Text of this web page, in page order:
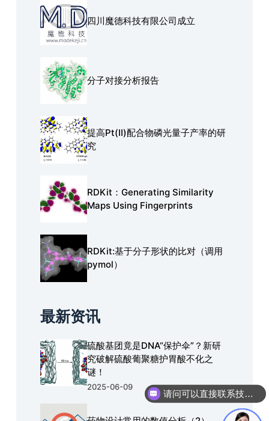
四川魔德科技有限公司成立
分子对接分析报告
提高Pt(Ⅱ)配合物磷光量子产率的研
究
RDKit：Generating Similarity
Maps Using Fingerprints
RDKit:基于分子形状的比对（调用
pymol）
最新资讯
硫酸基团竟是DNA“保护伞”？新研
究破解硫酸葡聚糖护胃酸不化之
谜！
2025-06-09
请问可以直接联系技术人员进行沟通吗？